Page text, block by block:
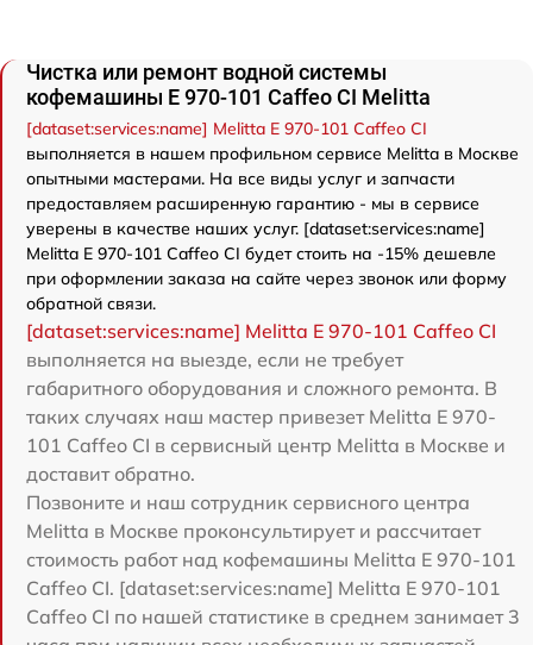
Чистка или ремонт водной системы
кофемашины Е 970-101 Caffeo CI Melitta
[dataset:services:name] Melitta Е 970-101 Caffeo CI
выполняется в нашем профильном сервисе Melitta в Москве
опытными мастерами. На все виды услуг и запчасти
предоставляем расширенную гарантию - мы в сервисе
уверены в качестве наших услуг. [dataset:services:name]
Melitta Е 970-101 Caffeo CI будет стоить на -15% дешевле
при оформлении заказа на сайте через звонок или форму
обратной связи.
[dataset:services:name] Melitta Е 970-101 Caffeo CI
выполняется на выезде, если не требует
габаритного оборудования и сложного ремонта. В
таких случаях наш мастер привезет Melitta Е 970-
101 Caffeo CI в сервисный центр Melitta в Москве и
доставит обратно.
Позвоните и наш сотрудник сервисного центра
Melitta в Москве проконсультирует и рассчитает
стоимость работ над кофемашины Melitta Е 970-101
Caffeo CI. [dataset:services:name] Melitta Е 970-101
Caffeo CI по нашей статистике в среднем занимает 3